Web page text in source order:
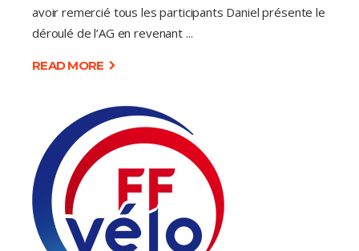
avoir remercié tous les participants Daniel présente le
déroulé de l’AG en revenant
READ MORE